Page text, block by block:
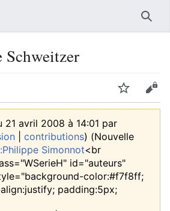
Schweitzer
Suivre
21 avril 2008 à 14:01 par
contributions) (Nouvelle
Simonnot<br
id="auteurs"
color:#f7f8ff;
padding:5px;